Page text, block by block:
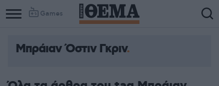
Games
Μπράιαν Όστιν Γκριν